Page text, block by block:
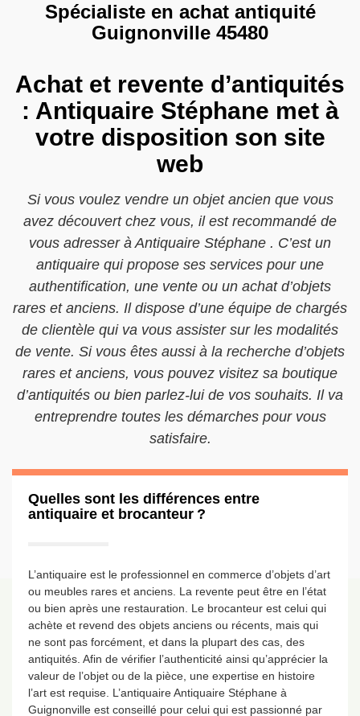
Spécialiste en achat antiquité
Guignonville 45480
Achat et revente d’antiquités
: Antiquaire Stéphane met à
votre disposition son site
web
Si vous voulez vendre un objet ancien que vous
avez découvert chez vous, il est recommandé de
vous adresser à Antiquaire Stéphane . C’est un
antiquaire qui propose ses services pour une
authentification, une vente ou un achat d’objets
rares et anciens. Il dispose d’une équipe de chargés
de clientèle qui va vous assister sur les modalités
de vente. Si vous êtes aussi à la recherche d’objets
rares et anciens, vous pouvez visitez sa boutique
d’antiquités ou bien parlez-lui de vos souhaits. Il va
entreprendre toutes les démarches pour vous
satisfaire.
Quelles sont les différences entre
antiquaire et brocanteur ?
L’antiquaire est le professionnel en commerce d’objets d’art
ou meubles rares et anciens. La revente peut être en l’état
ou bien après une restauration. Le brocanteur est celui qui
achète et revend des objets anciens ou récents, mais qui
ne sont pas forcément, et dans la plupart des cas, des
antiquités. Afin de vérifier l’authenticité ainsi qu’apprécier la
valeur de l’objet ou de la pièce, une expertise en histoire
l’art est requise. L’antiquaire Antiquaire Stéphane à
Guignonville est conseillé pour celui qui est passionné par